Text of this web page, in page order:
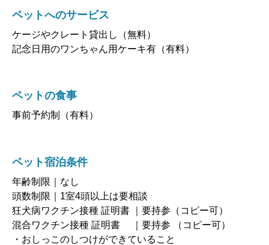
ペットへのサービス
ケージやクレート貸出し（無料）
記念日用のワンちゃん用ケーキ有（有料）
ペットの食事
事前予約制（有料）
ペット宿泊条件
年齢制限｜なし
頭数制限｜1室4頭以上は要相談
狂犬病ワクチン接種 証明書 ｜要持参（コピー可）
混合ワクチン接種 証明書 ｜要持参 （コピー可）
・おしっこのしつけができていること